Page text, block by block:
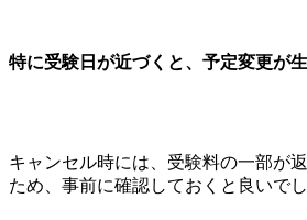
特に受験日が近づくと、予定変更が
キャンセル時には、受験料の一部が
ため、事前に確認しておくと良いでし